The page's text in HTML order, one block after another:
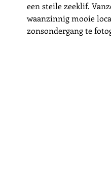
een steile zeeklif.
waanzinnig mooie
zonsondergang te